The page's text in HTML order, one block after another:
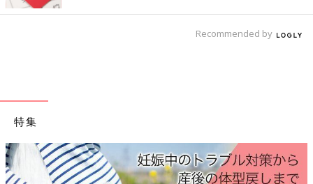
この世にこんな場所があるのかと、果てしない景色に感動しまし
20年以上前の話ですが、今もはっきり覚えています」
途中、セリグマンという小さな町に寄りました。アニメ映画『カ
ーズ』のモデルになったという噂の町です。
町も、停まってる車も、オールドアメリカンな雰囲気で、子ども
も大興奮でした」
「ケニアです。新婚旅行で行きました。
Recommended by
特集